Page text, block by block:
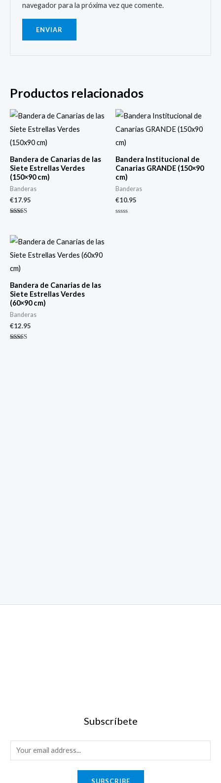
navegador para la próxima vez que comente.
Productos relacionados
Bandera de Canarias de las
Siete Estrellas Verdes
(150×90 cm)
Banderas
€17.95
de 5
Bandera Institucional de
Canarias GRANDE (150×90
cm)
Banderas
€10.95
Bandera de Canarias de las
Siete Estrellas Verdes
(60×90 cm)
Banderas
€12.95
Subscríbete
SUBSCRIBE